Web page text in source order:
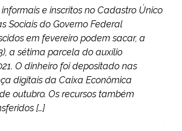
e inscritos no Cadastro Único
Sociais do Governo Federal
em fevereiro podem sacar, a
a sétima parcela do auxílio
O dinheiro foi depositado nas
digitais da Caixa Econômica
outubro. Os recursos também
[…]